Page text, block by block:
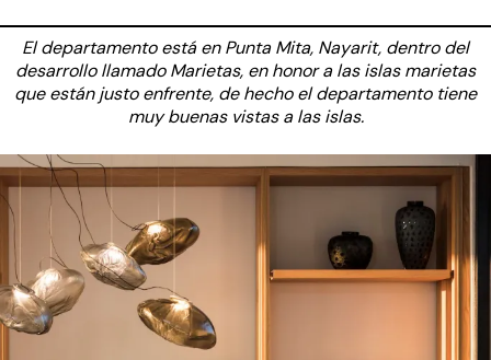
El departamento está en Punta Mita, Nayarit, dentro del
desarrollo llamado Marietas, en honor a las islas marietas
que están justo enfrente, de hecho el departamento tiene
muy buenas vistas a las islas.